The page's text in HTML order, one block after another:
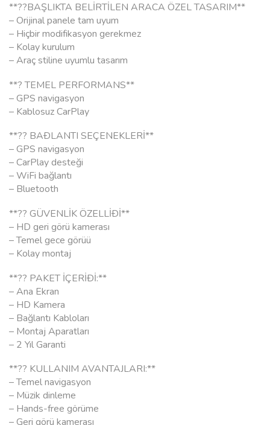
**??BAŞLIKTA BELİRTİLEN ARACA ÖZEL TASARIM**
– Orijinal panele tam uyum
– Hiçbir modifikasyon gerekmez
– Kolay kurulum
– Araç stiline uyumlu tasarım
**? TEMEL PERFORMANS**
– GPS navigasyon
– Kablosuz CarPlay
**?? BAÐLANTI SEÇENEKLERİ**
– GPS navigasyon
– CarPlay desteği
– WiFi bağlantı
– Bluetooth
**?? GÜVENLİK ÖZELLİÐİ**
– HD geri görü kamerası
– Temel gece görüü
– Kolay montaj
**?? PAKET İÇERİÐİ:**
– Ana Ekran
– HD Kamera
– Bağlantı Kabloları
– Montaj Aparatları
– 2 Yıl Garanti
**?? KULLANIM AVANTAJLARI:**
– Temel navigasyon
– Müzik dinleme
– Hands-free görüme
– Geri görü kamerası